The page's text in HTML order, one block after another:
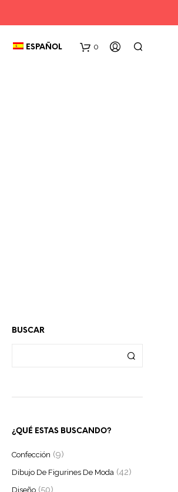
0
ESPAÑOL
BUSCAR
¿QUÉ ESTAS BUSCANDO?
Confección (9)
Dibujo De Figurines De Moda (42)
Diseño (50)